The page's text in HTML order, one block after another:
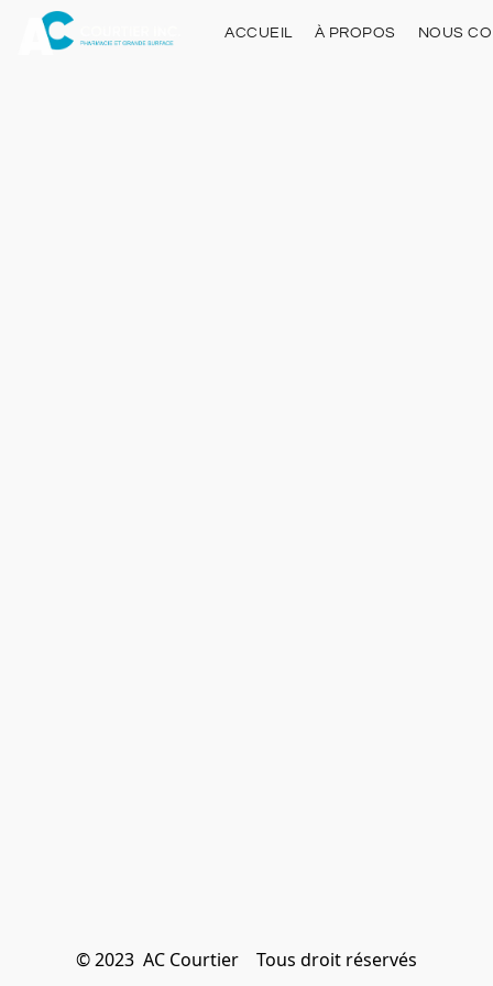
ACCUEIL À PROPOS NOUS
© 2023  AC Courtier    Tous droit réservés